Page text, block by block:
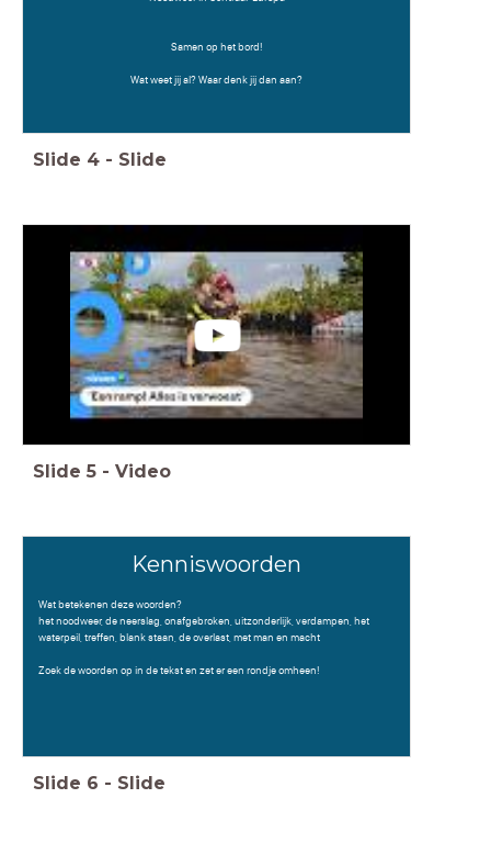
Samen op het bord!
Wat weet jij al? Waar denk jij dan aan?
Slide 4 - Slide
Slide 5 - Video
Kenniswoorden
Wat betekenen deze woorden?
het noodweer, de neerslag, onafgebroken, uitzonderlijk, verdampen, het
waterpeil, treffen, blank staan, de overlast, met man en macht
Zoek de woorden op in de tekst en zet er een rondje omheen!
Slide 6 - Slide